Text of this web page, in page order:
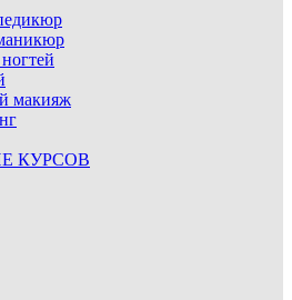
макияж
КУРСОВ